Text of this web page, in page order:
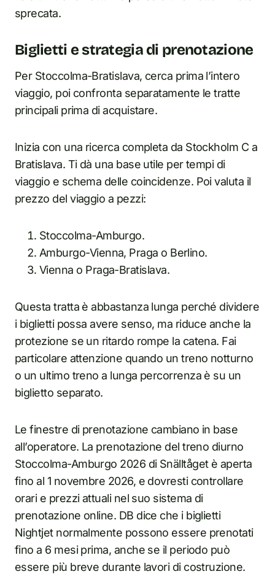
sprecata.
Biglietti e strategia di prenotazione
Per Stoccolma-Bratislava, cerca prima l’intero
viaggio, poi confronta separatamente le tratte
principali prima di acquistare.
Inizia con una ricerca completa da Stockholm C a
Bratislava. Ti dà una base utile per tempi di
viaggio e schema delle coincidenze. Poi valuta il
prezzo del viaggio a pezzi:
Stoccolma-Amburgo.
Amburgo-Vienna, Praga o Berlino.
Vienna o Praga-Bratislava.
Questa tratta è abbastanza lunga perché dividere
i biglietti possa avere senso, ma riduce anche la
protezione se un ritardo rompe la catena. Fai
particolare attenzione quando un treno notturno
o un ultimo treno a lunga percorrenza è su un
biglietto separato.
Le finestre di prenotazione cambiano in base
all’operatore. La prenotazione del treno diurno
Stoccolma-Amburgo 2026 di Snälltåget è aperta
fino al 1 novembre 2026, e dovresti controllare
orari e prezzi attuali nel suo sistema di
prenotazione online. DB dice che i biglietti
Nightjet normalmente possono essere prenotati
fino a 6 mesi prima, anche se il periodo può
essere più breve durante lavori di costruzione.